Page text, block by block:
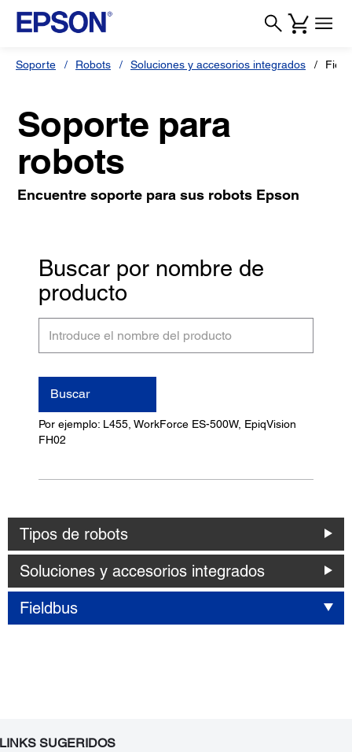
Soporte Robots Soluciones y accesorios integrados
Soporte para
robots
Encuentre soporte para sus robots Epson
Buscar por nombre de
producto
del
producto
Buscar
Por ejemplo: L455, WorkForce ES-500W, EpiqVision
FH02
Tipos de robots
Soluciones y accesorios integrados
Fieldbus
LINKS SUGERIDOS